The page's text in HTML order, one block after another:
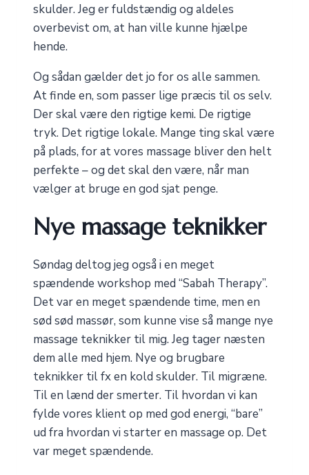
skulder. Jeg er fuldstændig og aldeles
overbevist om, at han ville kunne hjælpe
hende.
Og sådan gælder det jo for os alle sammen.
At finde en, som passer lige præcis til os selv.
Der skal være den rigtige kemi. De rigtige
tryk. Det rigtige lokale. Mange ting skal være
på plads, for at vores massage bliver den helt
perfekte – og det skal den være, når man
vælger at bruge en god sjat penge.
Nye massage teknikker
Søndag deltog jeg også i en meget
spændende workshop med “Sabah Therapy”.
Det var en meget spændende time, men en
sød sød massør, som kunne vise så mange nye
massage teknikker til mig. Jeg tager næsten
dem alle med hjem. Nye og brugbare
teknikker til fx en kold skulder. Til migræne.
Til en lænd der smerter. Til hvordan vi kan
fylde vores klient op med god energi, “bare”
ud fra hvordan vi starter en massage op. Det
var meget spændende.